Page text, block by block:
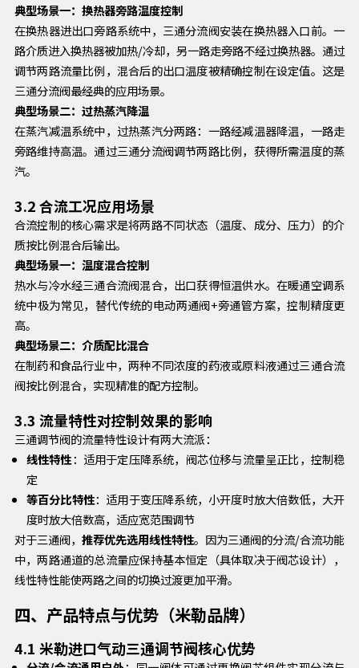
典型场景一：换热器旁路温度控制
在换热器进出口旁路系统中，三通分流阀安装在换热器入口前。一
路介质进入换热器被加热/冷却，另一路走旁路不经过换热器。通过
调节两路流量比例，混合后的出口温度被精确控制在设定值。这是
三通分流阀最经典的应用场景。
典型场景二：过热蒸汽降温
在蒸汽减温系统中，过热蒸汽分两路：一路经减温器降温，一路走
旁路维持高温。通过三通分流阀调节两路比例，获得所需温度的蒸
汽。
3.2 合流工况应用场景
合流控制的核心需求是将两路不同状态（温度、成分、压力）的介
质按比例混合后输出。
典型场景一：温度混合控制
热水与冷水经三通合流阀混合，出口获得恒温供水。在暖通空调系
统中极为常见，替代传统的电动两通阀+旁通管方案，控制精度更
高。
典型场景二：介质配比混合
在制药和食品行业中，两种不同浓度的药液或原料液通过三通合流
阀按比例混合，实现精准的配方控制。
3.3 流量特性对控制效果的影响
三通调节阀的流量特性设计有两大流派：
线性特性：适用于定压降系统，阀芯位移与流量呈正比，控制稳
定
等百分比特性：适用于变压降系统，小开度时放大倍数低，大开
度时放大倍数高，适应宽范围调节
对于三通阀， 推荐优先选用线性特性。因为三通阀的分流/合流功能
中，两路通道的总流量应保持基本恒定（具体取决于阀芯设计），
线性特性能使两路之间的切换过渡更加平滑。
四、产品特点与优势（米勒品牌）
4.1 米勒进口气动三通调节阀核心优势